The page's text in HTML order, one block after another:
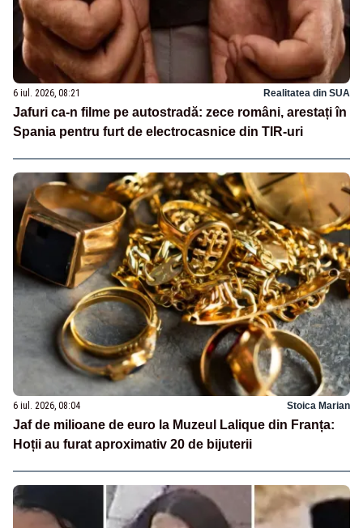
6 iul. 2026, 08:21 Realitatea din SUA
Jafuri ca-n filme pe autostradă: zece români, arestați în
Spania pentru furt de electrocasnice din TIR-uri
6 iul. 2026, 08:04 Stoica Marian
Jaf de milioane de euro la Muzeul Lalique din Franța:
Hoții au furat aproximativ 20 de bijuterii